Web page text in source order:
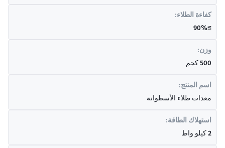
كفاءة الطلاء:
≥90%
وزن:
500 كجم
اسم المنتج:
معدات طلاء الأسطوانة
استهلاك الطاقة:
2 كيلو واط